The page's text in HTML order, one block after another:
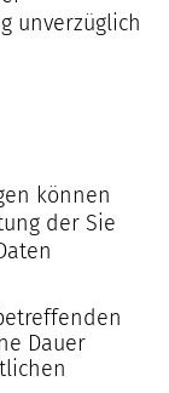
unverzüglich
können
der Sie
Dauer